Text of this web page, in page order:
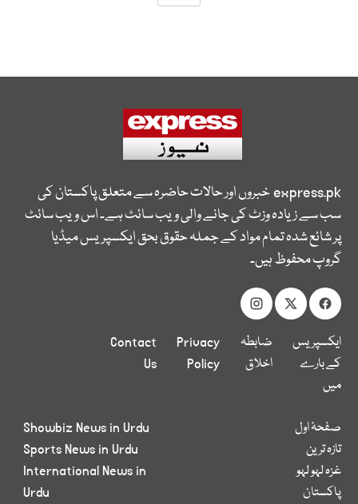
express.pkخبروں اور حالات حاضرہ سے متعلق پاکستان کی
سب سے زیادہ وزٹ کی جانے والی ویب سائٹ ہے۔ اس ویب سائٹ
پر شائع شدہ تمام مواد کے جملہ حقوق بحق ایکسپریس میڈیا
گروپ محفوظ ہیں۔
ایکسپریس
کے بارے
میں
ضابطہ
اخلاق
Privacy
Policy
Contact
Us
صفحۂ اول
تازہ ترین
غزہ لہو لہو
پاکستان
Showbiz News in Urdu
Sports News in Urdu
International News in
Urdu